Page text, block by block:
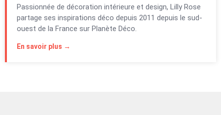
Passionnée de décoration intérieure et design, Lilly Rose
partage ses inspirations déco depuis 2011 depuis le sud-
ouest de la France sur Planète Déco.
En savoir plus →